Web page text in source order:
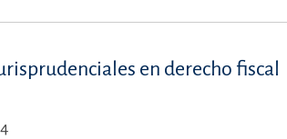
en derecho fiscal